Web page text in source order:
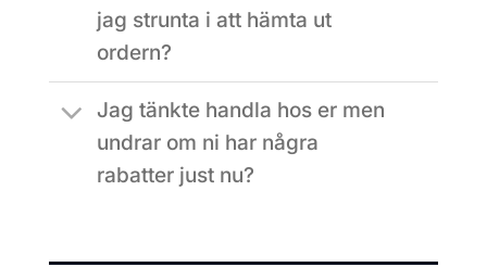
jag strunta i att hämta ut
ordern?
Jag tänkte handla hos er men
undrar om ni har några
rabatter just nu?